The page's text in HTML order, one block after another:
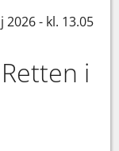
2026 - kl. 13.05
i